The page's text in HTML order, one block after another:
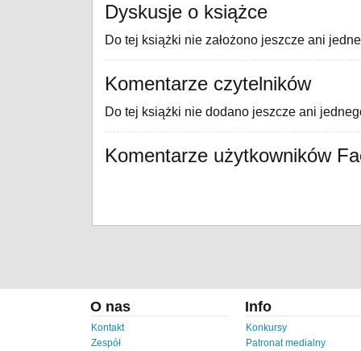
Dyskusje o książce
Do tej książki nie założono jeszcze ani
Komentarze czytelników
Do tej książki nie dodano jeszcze ani
Komentarze użytkowników
O nas
Kontakt
Zespół
Info
Konkursy
Patronat medialny